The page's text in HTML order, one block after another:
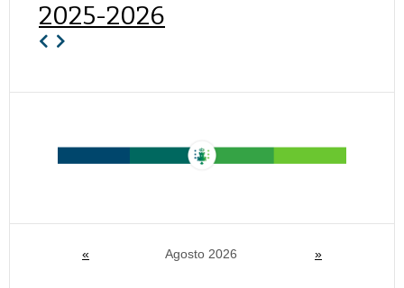
2025-2026
« Agosto 2026 »